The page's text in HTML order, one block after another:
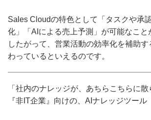
Sales Cloudの特色として「タスクや承
化」「AIによる売上予測」が可能なこと
したがって、営業活動の効率化を補助
わっているといえるのです。
「社内のナレッジが、あちらこちらに散
『非IT企業』向けの、AIナレッジツール